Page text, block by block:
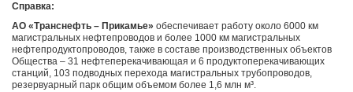
Справка:
АО «Транснефть – Прикамье» обеспечивает работу около 6000 км
магистральных нефтепроводов и более 1000 км магистральных
нефтепродуктопроводов, также в составе производственных объектов
Общества ‒ 31 нефтеперекачивающая и 6 продуктоперекачивающих
станций, 103 подводных перехода магистральных трубопроводов,
резервуарный парк общим объемом более 1,6 млн м³.